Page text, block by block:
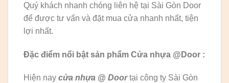
Quý khách nhanh chóng liên hệ tại Sài Gòn Door
để được tư vấn và đặt mua cửa nhanh nhất, tiện
lợi nhất.
Đặc điểm nổi bật sản phẩm Cửa nhựa @Door :
Hiện nay cửa nhựa @ Doortại công ty Sài Gòn